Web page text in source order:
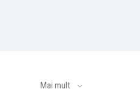
Mai mult